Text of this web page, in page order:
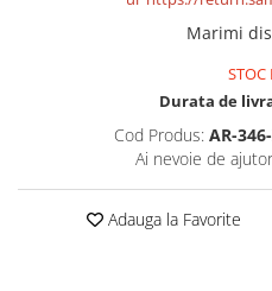
Marimi
STOC
Durata de
Cod Produs: AR-
Ai nevoie de
Adauga la Favorite